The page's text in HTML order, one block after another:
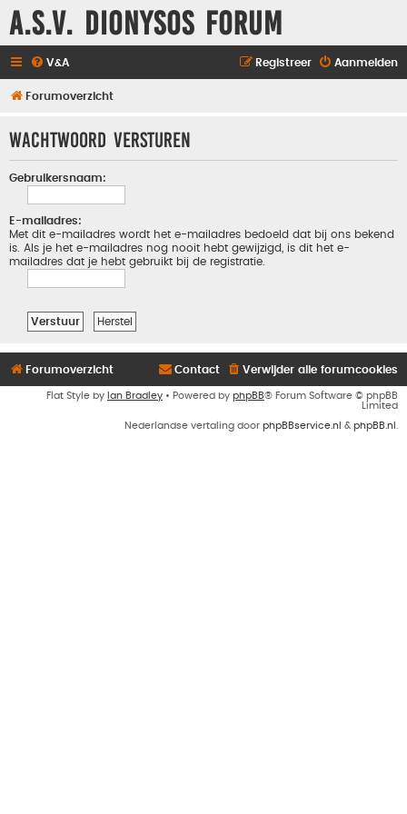
A.S.V. Dionysos Forum
V&A Aanmelden
Registreer
Forumoverzicht
Wachtwoord versturen
Gebruikersnaam:
E-mailadres:
Met dit e-mailadres wordt het e-mailadres bedoeld dat bij ons bekend
is. Als je het e-mailadres nog nooit hebt gewijzigd, is dit het e-
mailadres dat je hebt gebruikt bij de registratie.
Forumoverzicht Verwijder alle forumcookies
Contact
Flat Style by Ian Bradley • Powered by phpBB® Forum Software © phpBB
Limited
Nederlandse vertaling door phpBBservice.nl & phpBB.nl .